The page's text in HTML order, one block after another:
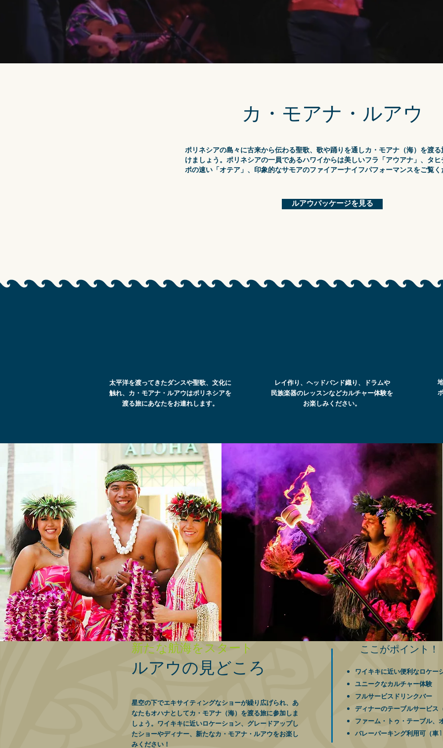
カ・モアナ・ルアウ
ポリネシアの島々に古来から伝わる聖歌、歌や踊りを通しカ・モアナ（海）を渡
けましょう。ポリネシアの一員であるハワイからは美しいフラ「アウアナ」、タ
ポの速い「オテア」、印象的なサモアのファイアーナイフパフォーマンスをご覧
ルアウパッケージを見る
太平洋を渡ってきたダンスや聖歌、文化に
触れ、カ・モアナ・ルアウはポリネシアを
渡る旅にあなたをお連れします。
レイ作り、ヘッドバンド織り、ドラムや
民族楽器のレッスンなどカルチャー体験を
お楽しみください。
新たな航海をスタート
ルアウの見どころ
星空の下でエキサイティングなショーが繰り広げられ、 あ
なたもオハナとしてカ・モアナ（海）を渡る旅に参加しま
しょう。ワイキキに近いロケーション、グレードアップし
たショーやディナー、新たなカ・モアナ・ルアウをお楽し
みください！
ここがポイント！
ワイキキに近い便利なロケー
ユニークなカルチャー体験
フルサービスドリンクバー
ディナーのテーブルサービス
ファーム・トゥ・テーブル、
バレーパーキング利用可（車